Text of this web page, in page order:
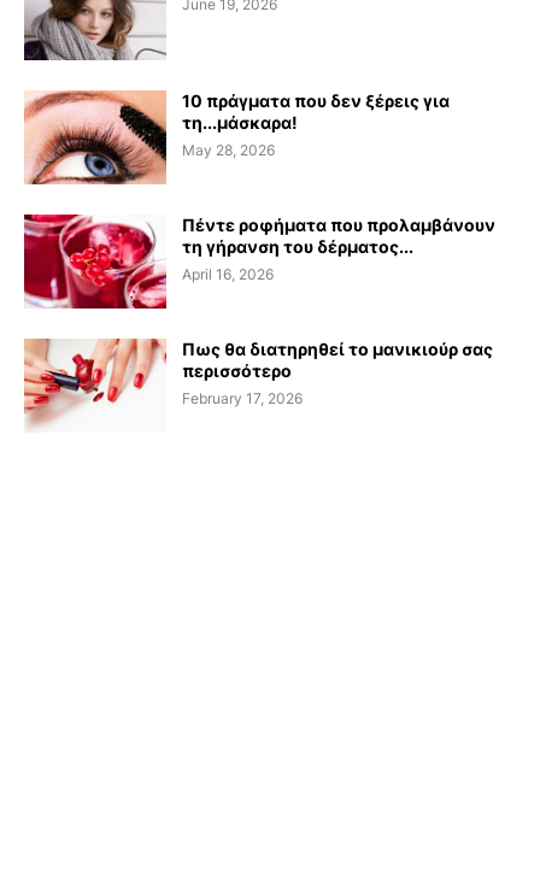
June 19, 2026
10 πράγματα που δεν ξέρεις για
τη...μάσκαρα!
May 28, 2026
Πέντε ροφήματα που προλαμβάνουν
τη γήρανση του δέρματος...
April 16, 2026
Πως θα διατηρηθεί το μανικιούρ σας
περισσότερο
February 17, 2026